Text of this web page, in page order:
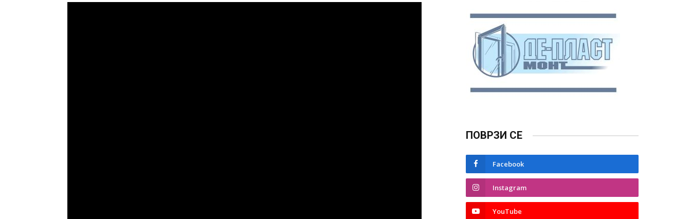
ПОВРЗИ СЕ
Facebook
Instagram
YouTube